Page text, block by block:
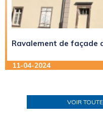
Ravalement de façade
11-04-2024
VOIR